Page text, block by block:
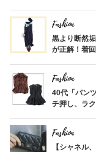
Fashion
黒より断然
が正解！着
Fashion
40代「パン
チ押し、ラ
Fashion
【シャネル